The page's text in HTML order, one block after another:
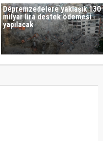
Depremzedelere yaklaşık 130
milyar lira destek ödemesi
yapılacak